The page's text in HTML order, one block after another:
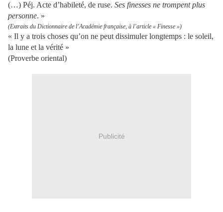
(…) Péj. Acte d’habileté, de ruse. Ses finesses ne trompent plus
personne. »
(Extraits du Dictionnaire de l’Académie française, à l’article « Finesse »)
« Il y a trois choses qu’on ne peut dissimuler longtemps : le soleil,
la lune et la vérité »
(Proverbe oriental)
Publicité